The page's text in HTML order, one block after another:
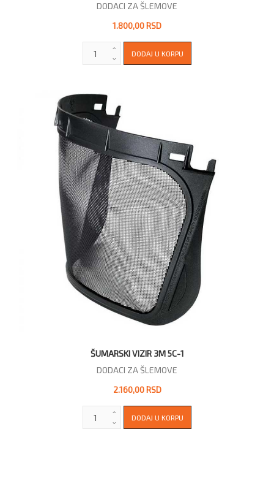
DODACI ZA ŠLEMOVE
1.800,00 RSD
ŠUMARSKI VIZIR 3M 5C-1
DODACI ZA ŠLEMOVE
2.160,00 RSD